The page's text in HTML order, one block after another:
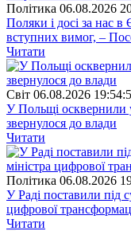
Полiтика 06.08.2026
Поляки і досі за нас
вступних вимог, –
Читати
Свiт 06.08.2026
У Польщі осквернили
звернулося до влади
Читати
Полiтика 06.08.2026
У Раді поставили під
цифрової
Читати